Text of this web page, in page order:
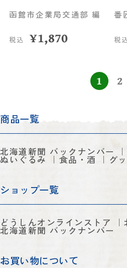
函館市企業局交通部 編
税込 ¥1,870
番
税込
1 2
商品一覧
北海道新聞 バックナンバー
ぬいぐるみ 食品・酒 グ
ショップ一覧
どうしんオンラインストア
北海道新聞 バックナンバー
お買い物について